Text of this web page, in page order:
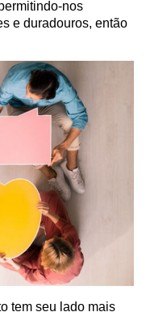
nos
e duradouros, então
tem seu lado mais